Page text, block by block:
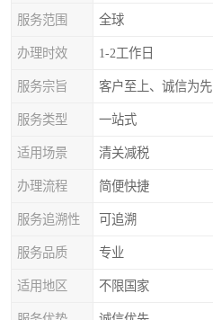
服务范围 全球
办理时效 1-2工作日
服务宗旨 客户至上、诚信为先
服务类型 一站式
适用场景 清关减税
办理流程 简便快捷
服务追溯性 可追溯
服务品质 专业
适用地区 不限国家